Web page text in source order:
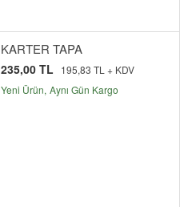
KARTER TAPA
235,00 TL
195,83 TL + KDV
Yeni Ürün Aynı Gün Kargo